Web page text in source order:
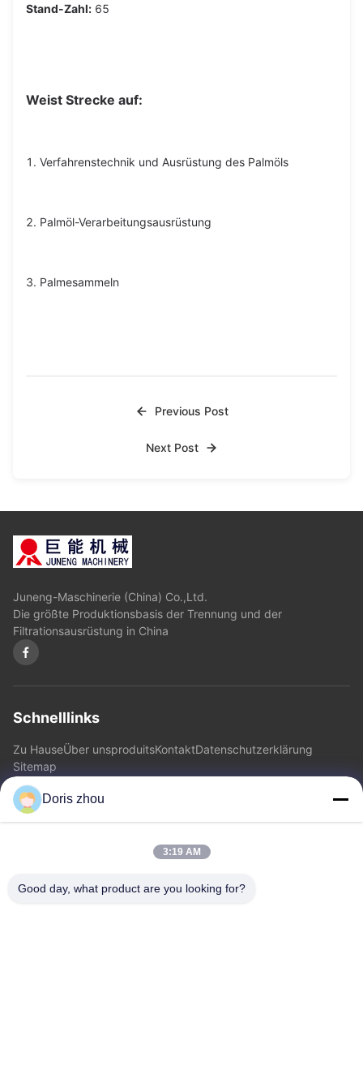
Stand-Zahl: 65
Weist Strecke auf:
1. Verfahrenstechnik und Ausrüstung des Palmöls
2. Palmöl-Verarbeitungsausrüstung
3. Palmesammeln
Previous Post
Next Post
Juneng-Maschinerie (China) Co.,Ltd.
Die größte Produktionsbasis der Trennung und der
Filtrationsausrüstung in China
Schnelllinks
Zu HauseÜber unsproduitsKontaktDatenschutzerklärung
Sitemap
Kontakt
Adresse: Chaoyang-Straße, Zhotie-Stadt, Yixing-Stadt
Doris zhou
3:19 AM
Good day, what product are you looking for?